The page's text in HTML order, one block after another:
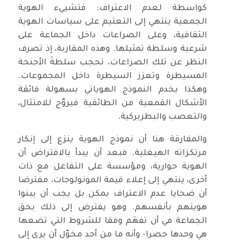
كواسطة لعدم الاعتراف: فتشييء الهوية
الجمعية ينتهي إلى التعتيم على سياسات الهوية
الثقافية، وعلى الصراعات داخل الجماعة على
شرعية وسلطة تمثيلها. وهذه المقاربة، إذ تصرف
النظر عن تلك الصراعات، تحجب سلطةَ الأجنحة
المسيطرة وتعزز السيطرة داخل المجموعات.
وهكذا يخدم النموذج الهوياتي بسهولة فائقة
الأشكال القمعية من الطائفية فيروّج للامتثال،
والتعصب والبطريركية.
والمفارقة هنا أن نموذج الهوية ينزع إلى إنكار
مرتكزاته الهيغلية. فبعد أن يبدأ بالافتراض أن
الهوية حوارية، ومؤسسة على التفاعل مع ذات
أخرى، ينتهي إلى إعلاء قيمة المونولوجات، مفترضا
أن ضحايا عدم الاعتراف يمكن بل يجب أن يبنوا
هويتهم بأنفسهم. وهو يفترض إلى ذلك بحق
الجماعة في أن تفهَم وفقا للشروط التي تضعها
هي وحدها حصرا- وأنه ما من أحد مخوّل أن يرى إلى